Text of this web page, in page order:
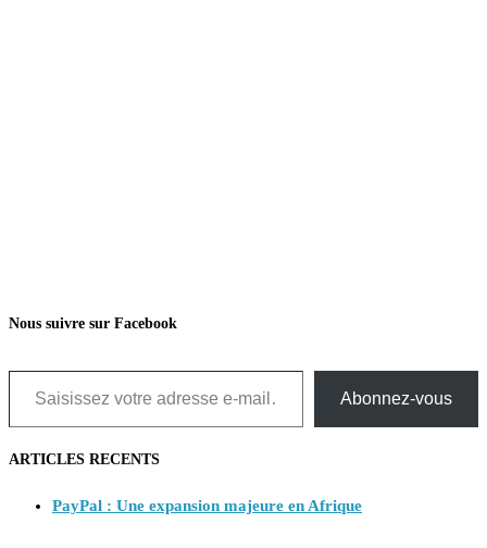
Nous suivre sur Facebook
Saisissez votre adresse e-mail…
Abonnez-vous
ARTICLES RECENTS
PayPal : Une expansion majeure en Afrique